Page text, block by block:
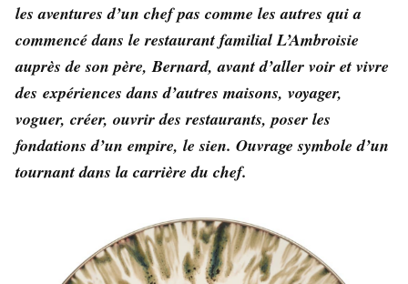
les aventures d’un chef pas comme les autres qui a
commencé dans le restaurant familial L’Ambroisie
auprès de son père, Bernard, avant d’aller voir et vivre
des expériences dans d’autres maisons, voyager,
voguer, créer, ouvrir des restaurants, poser les
fondations d’un empire, le sien. Ouvrage symbole d’un
tournant dans la carrière du chef.